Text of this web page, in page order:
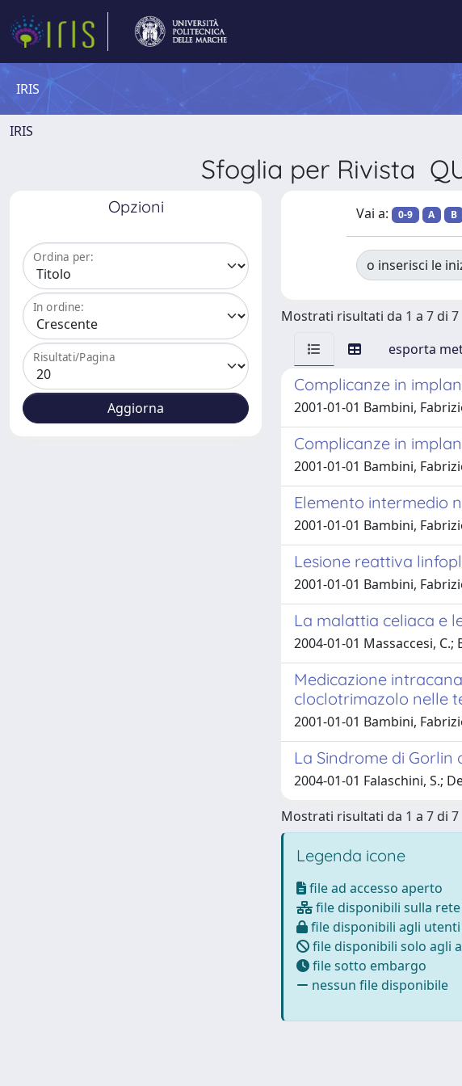
IRIS
IRIS
Sfoglia per Rivista
Opzioni
Ordina per:
In ordine:
Risultati/Pagina
Vai a: 0-9 A B
o inserisci le
Mostrati risultati da 1 a 7 di 7
esporta
Complicanze in
2001-01-01 Bambini,
Complicanze in
2001-01-01 Bambini,
Elemento intermedio
2001-01-01 Bambini,
Lesione reattiva
2001-01-01 Bambini,
La malattia celiaca e
2004-01-01 Massaccesi, C.;
Medicazione
cloclotrimazolo nelle
2001-01-01 Bambini,
La Sindrome di Gorlin
2004-01-01 Falaschini, S.;
Mostrati risultati da 1 a 7 di 7
Legenda icone
file ad accesso aperto
file disponibili sulla
file disponibili agli
file disponibili solo agli
file sotto embargo
nessun file disponibile